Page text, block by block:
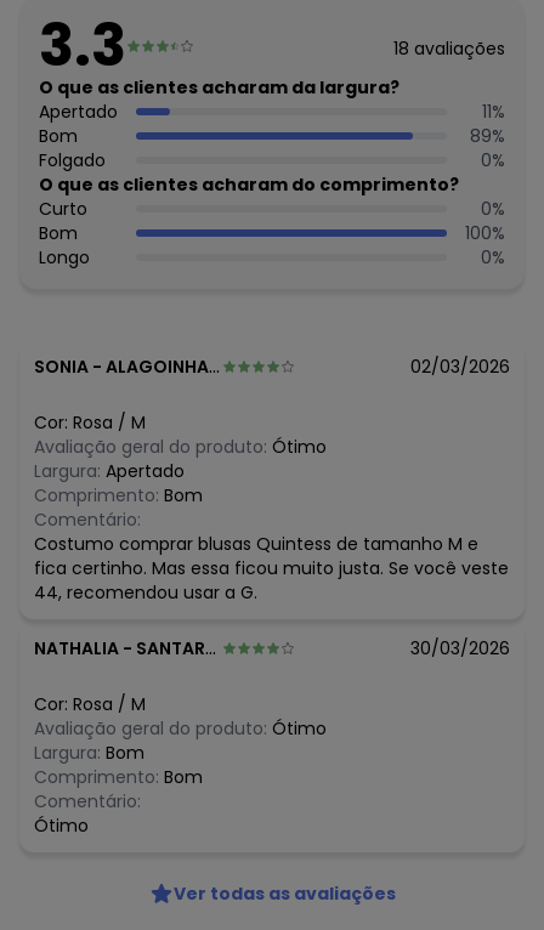
Fornecedor: CATIVA TEXTIL IND. E COM. LTDA / CNPJ
80.959.513/0001-63
Feito: Brasil
Cuidados para conservação do produto: Lavar á Mão, Não
Alvejar, Não Secar em Tambor, Secar no Varal á Sombra,
Não Passar, Não Limpar á Seco
Tecido: Cotton
Composição: 5% ELASTANO, 95% ALGODAO
Histórico de preços
julho/2026 N/D*
maio/2026
abril/2026
março/2026
fevereiro/2026
3.3 18 avaliações
O que as clientes acharam da largura?
Apertado
11%
Bom
89%
Folgado
0%
O que as clientes acharam do comprimento?
Curto
0%
Bom
100%
Longo
0%
SONIA - ALAGOINHAS - BA 02/03/2026
Cor: Rosa / M
Avaliação geral do produto: Ótimo
Largura: Apertado
Comprimento: Bom
Comentário:
Costumo comprar blusas Quintess de tamanho M e
fica certinho. Mas essa ficou muito justa. Se você veste
44, recomendou usar a G.
NATHALIA - SANTAREM - PA 30/03/2026
Cor: Rosa / M
Avaliação geral do produto: Ótimo
Largura: Bom
Comprimento: Bom
Comentário:
Ótimo
Ver todas as avaliações